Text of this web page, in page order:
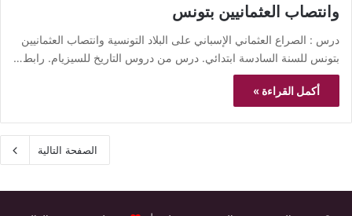
وانتصاب العثمانيين بتونس
درس : الصراع العثماني الإسباني على البلاد التونسية وانتصاب العثمانيين
بتونس للسنة السادسة ابتدائي. درس من دروس التاريخ للسيزيام. رابط…
أكمل القراءة »
الصفحة التالية